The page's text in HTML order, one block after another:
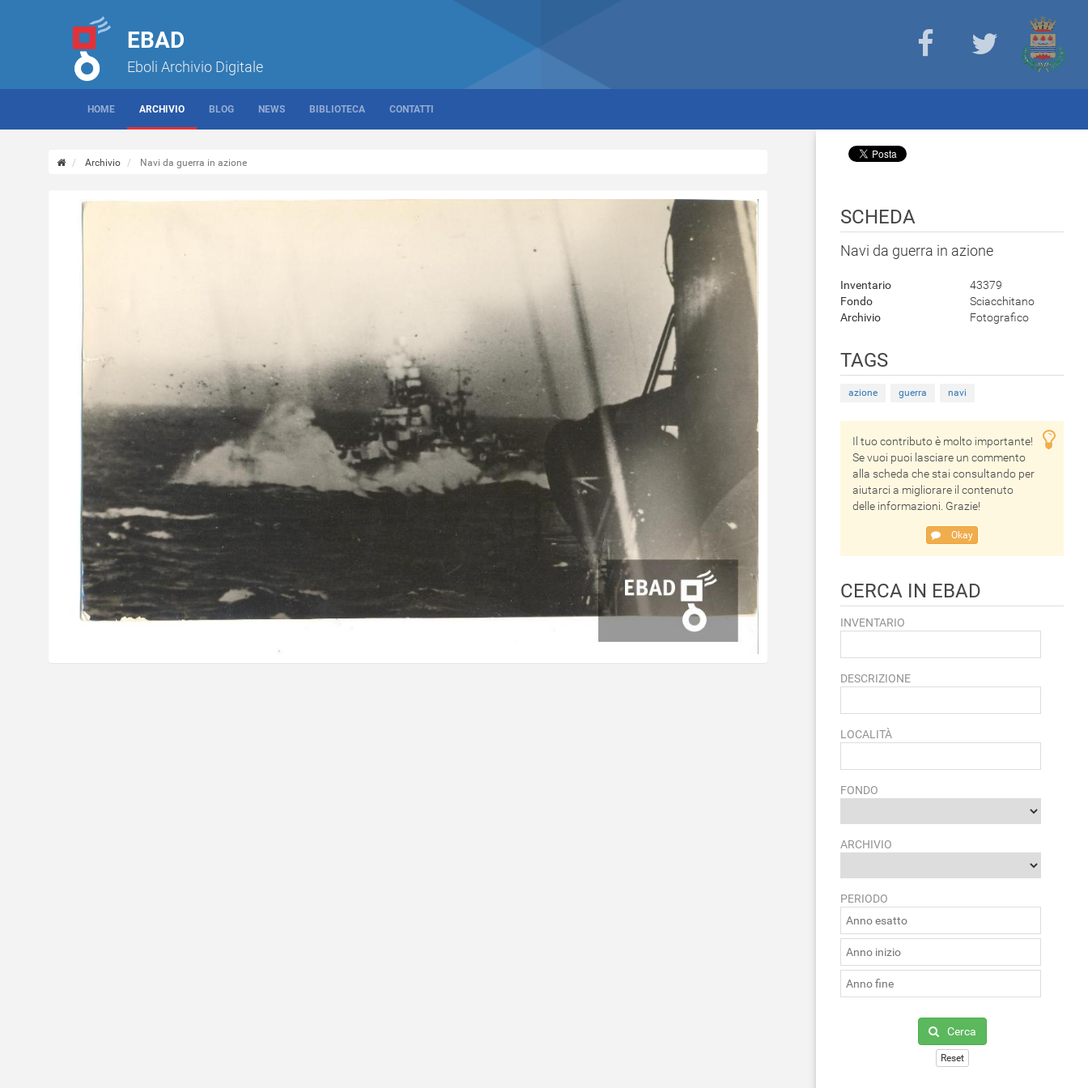
EBAD
Eboli Archivio Digitale
HOME ARCHIVIO BLOG NEWS BIBLIOTECA CONTATTI
Archivio Navi da guerra in azione
SCHEDA
Navi da guerra in azione
Inventario
43379
Fondo
Sciacchitano
Archivio
Fotografico
TAGS
azione guerra navi
Il tuo contributo è molto importante!
Se vuoi puoi lasciare un commento
alla scheda che stai consultando per
aiutarci a migliorare il contenuto
delle informazioni. Grazie!
Okay
CERCA IN EBAD
INVENTARIO
DESCRIZIONE
LOCALITÀ
FONDO
ARCHIVIO
PERIODO
Cerca
Reset